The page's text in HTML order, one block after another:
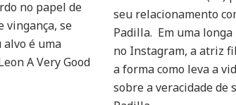
em
“A
Very
Good
Girl”
no papel de
vingança, se
é uma
A Very Good
seu relacionamento
Padilla. Em uma
no Instagram, a atriz
a forma como leva a
sobre a veracidade de